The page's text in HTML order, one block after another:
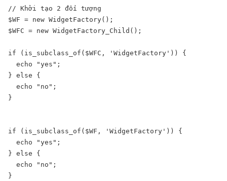
// Khởi tạo 2 đối tượng
$WF = new WidgetFactory();
$WFC = new WidgetFactory_Child();
if (is_subclass_of($WFC, 'WidgetFactory')) {
echo "yes";
} else {
echo "no";
}
if (is_subclass_of($WF, 'WidgetFactory')) {
echo "yes";
} else {
echo "no";
}